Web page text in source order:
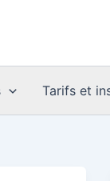
Tarifs et